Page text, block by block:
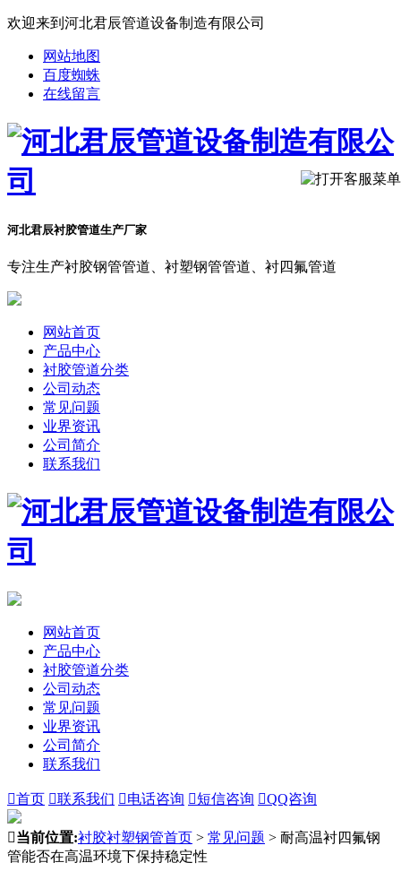
欢迎来到河北君辰管道设备制造有限公司
网站地图
百度蜘蛛
在线留言
河北君辰衬胶管道生产厂家
专注生产衬胶钢管管道、衬塑钢管管道、衬四氟管道
网站首页
产品中心
衬胶管道分类
公司动态
常见问题
业界资讯
公司简介
联系我们
网站首页
产品中心
衬胶管道分类
公司动态
常见问题
业界资讯
公司简介
联系我们
首页 联系我们 电话咨询 短信咨询 QQ咨询
当前位置:衬胶衬塑钢管首页 > 常见问题 > 耐高温衬四氟钢
管能否在高温环境下保持稳定性